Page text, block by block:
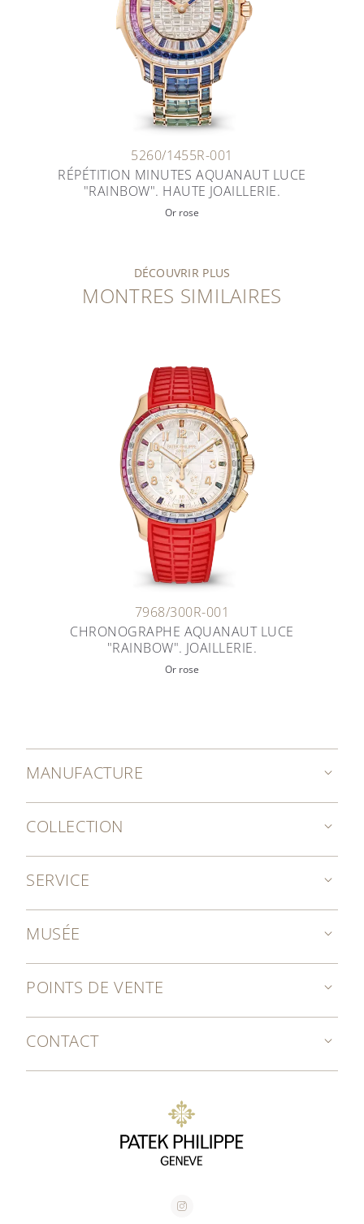
5260/1455R-001
RÉPÉTITION MINUTES AQUANAUT LUCE
"RAINBOW". HAUTE JOAILLERIE.
Or rose
DÉCOUVRIR PLUS
MONTRES SIMILAIRES
7968/300R-001
CHRONOGRAPHE AQUANAUT LUCE
"RAINBOW". JOAILLERIE.
Or rose
MANUFACTURE
COLLECTION
SERVICE
MUSÉE
POINTS DE VENTE
CONTACT